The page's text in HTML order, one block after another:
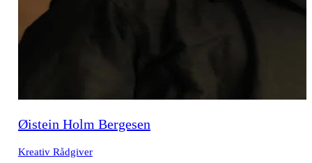
Øistein Holm Bergesen
Kreativ Rådgiver